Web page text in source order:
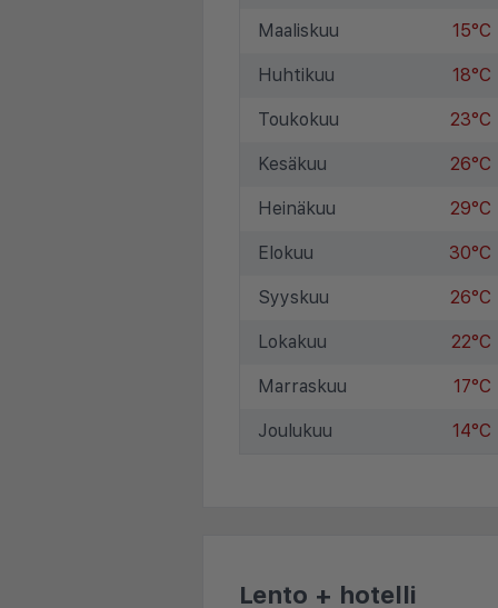
Maaliskuu 15°C
Huhtikuu 18°C
Toukokuu 23°C
Kesäkuu 26°C
Heinäkuu 29°C
Elokuu 30°C
Syyskuu 26°C
Lokakuu 22°C
Marraskuu 17°C
Joulukuu 14°C
Lento + hotelli